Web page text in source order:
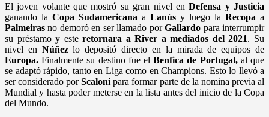
El joven volante que mostró su gran nivel enDefensa y Justicia
ganando la Copa Sudamericana a Lanús y luego la Recopa a
Palmeiras no demoró en ser llamado porGallardo para interrumpir
su préstamo y esteretornara a River a mediados del 2021. Su
nivel en Núñezlo depositó directo en la mirada de equipos de
Europa.Finalmente su destino fue elBenfica de Portugal,al que
se adaptó rápido, tanto en Liga como en Champions. Esto lo llevó a
ser considerado porScaloni para formar parte de la nomina previa al
Mundial y hasta poder meterse en la lista antes del inicio de la Copa
del Mundo.